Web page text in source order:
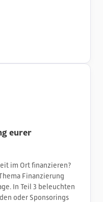
eurer
im Ort finanzieren?
Finanzierung
In Teil 3 beleuchten
oder Sponsorings